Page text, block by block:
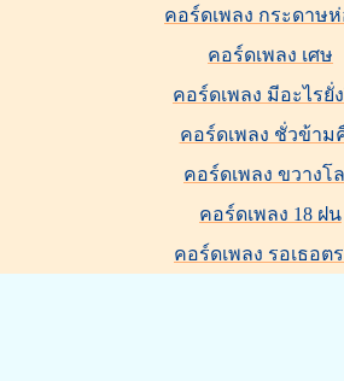
คอร์ดเพลง กระดาษ
คอร์ดเพลง เศษ
คอร์ดเพลง มีอะไรยั่
คอร์ดเพลง ชั่วข้าม
คอร์ดเพลง ขวางโ
คอร์ดเพลง 18 ฝน
คอร์ดเพลง รอเธอต